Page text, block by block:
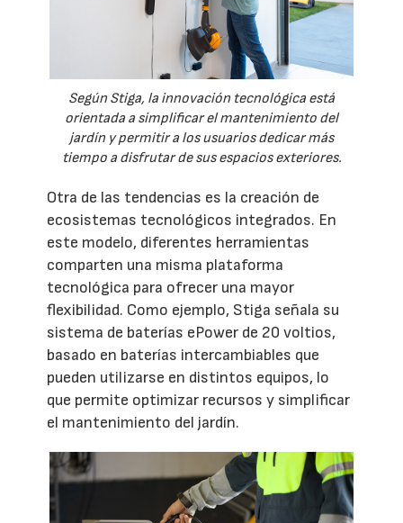
Según Stiga, la innovación tecnológica está
orientada a simplificar el mantenimiento del
jardín y permitir a los usuarios dedicar más
tiempo a disfrutar de sus espacios exteriores.
Otra de las tendencias es la creación de
ecosistemas tecnológicos integrados. En
este modelo, diferentes herramientas
comparten una misma plataforma
tecnológica para ofrecer una mayor
flexibilidad. Como ejemplo, Stiga señala su
sistema de baterías ePower de 20 voltios,
basado en baterías intercambiables que
pueden utilizarse en distintos equipos, lo
que permite optimizar recursos y simplificar
el mantenimiento del jardín.